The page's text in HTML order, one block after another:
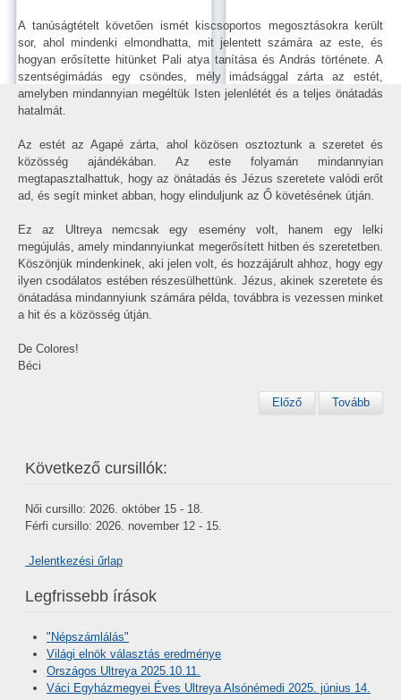
A tanúságtételt követően ismét kiscsoportos megosztásokra került
sor, ahol mindenki elmondhatta, mit jelentett számára az este, és
hogyan erősítette hitünket Pali atya tanítása és András története. A
szentségimádás egy csöndes, mély imádsággal zárta az estét,
amelyben mindannyian megéltük Isten jelenlétét és a teljes önátadás
hatalmát.
Az estét az Agapé zárta, ahol közösen osztoztunk a szeretet és
közösség ajándékában. Az este folyamán mindannyian
megtapasztalhattuk, hogy az önátadás és Jézus szeretete valódi erőt
ad, és segít minket abban, hogy elinduljunk az Ő követésének útján.
Ez az Ultreya nemcsak egy esemény volt, hanem egy lelki
megújulás, amely mindannyiunkat megerősített hitben és szeretetben.
Köszönjük mindenkinek, aki jelen volt, és hozzájárult ahhoz, hogy egy
ilyen csodálatos estében részesülhettünk. Jézus, akinek szeretete és
önátadása mindannyiunk számára példa, továbbra is vezessen minket
a hit és a közösség útján.
De Colores!
Béci
Előző Tovább
Következő cursillók:
Női cursillo: 2026. október 15 - 18.
Férfi cursillo: 2026. november 12 - 15.
Jelentkezési űrlap
Legfrissebb írások
"Népszámlálás"
Világi elnök választás eredménye
Országos Ultreya 2025.10.11.
Váci Egyházmegyei Éves Ultreya Alsónémedi 2025. június 14.